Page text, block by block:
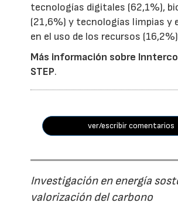
tecnologías digitales (62,1%),
(21,6%) y tecnologías limpias y
en el uso de los recursos
Más información sobre
STEP.
ver/escribir comentarios
Investigación en energía
valorización del carbono